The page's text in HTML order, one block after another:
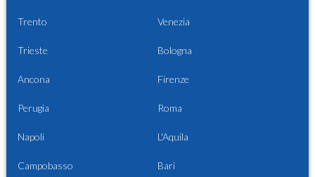
Trento Venezia
Trieste Bologna
Ancona Firenze
Perugia Roma
Napoli L'Aquila
Campobasso Bari